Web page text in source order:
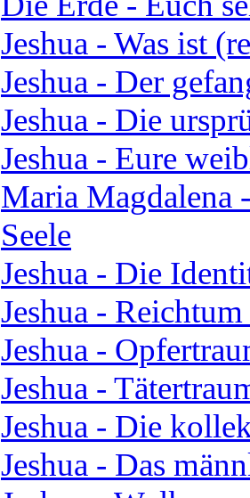
Jeshua - Was ist
Jeshua - Der
Jeshua - Die
Jeshua - Eure
Maria Magdalena
Seele
Jeshua - Die
Jeshua -
Jeshua -
Jeshua -
Jeshua - Die
Jeshua - Das